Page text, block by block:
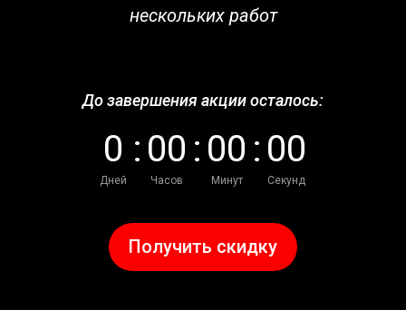
нескольких работ
До завершения акции осталось:
0
Дней
: 00
Часов
: 00
Минут
: 00
Секунд
Получить скидку